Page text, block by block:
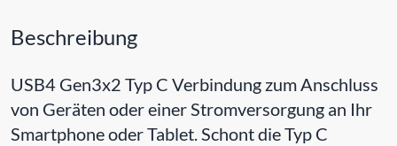
Beschreibung
USB4 Gen3x2 Typ C Verbindung zum Anschluss
von Geräten oder einer Stromversorgung an Ihr
Smartphone oder Tablet. Schont die Typ C